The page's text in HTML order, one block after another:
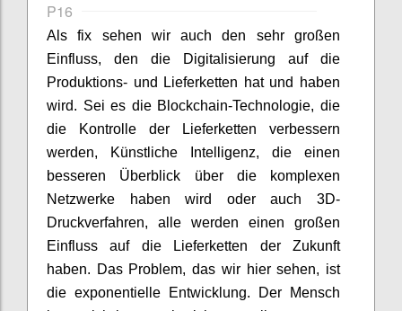
P16
Als fix sehen wir auch den sehr großen
Einfluss, den die Digitalisierung auf die
Produktions- und Lieferketten hat und haben
wird. Sei es die Blockchain-Technologie, die
die Kontrolle der Lieferketten verbessern
werden, Künstliche Intelligenz, die einen
besseren Überblick über die komplexen
Netzwerke haben wird oder auch 3D-
Druckverfahren, alle werden einen großen
Einfluss auf die Lieferketten der Zukunft
haben. Das Problem, das wir hier sehen, ist
die exponentielle Entwicklung. Der Mensch